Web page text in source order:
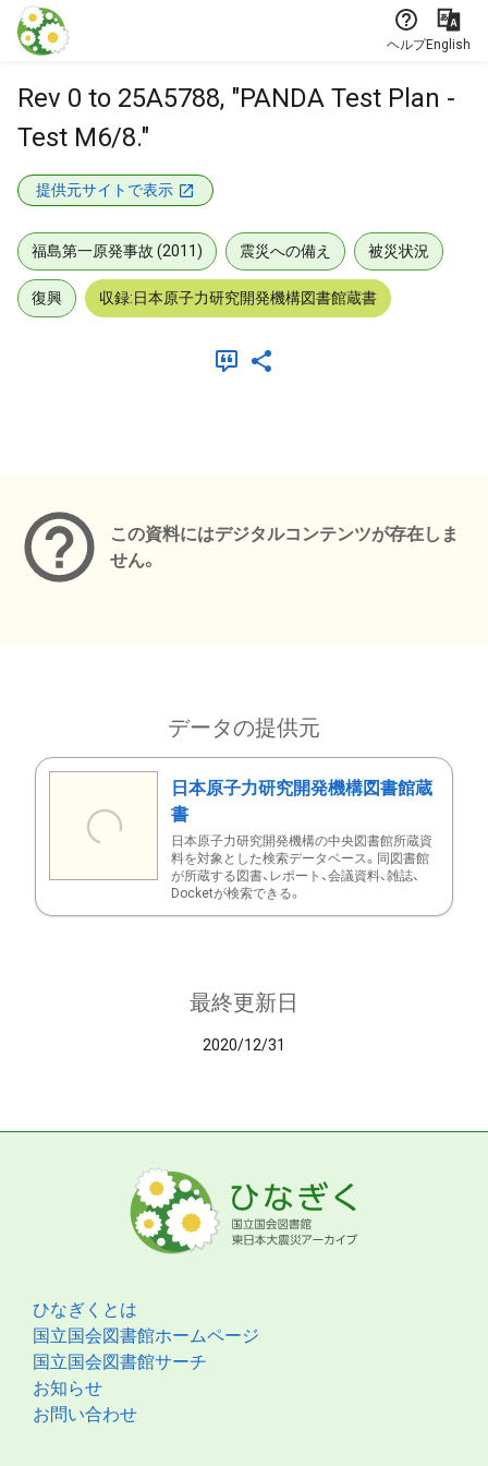
本文に飛ぶ
ヘルプEnglish
Rev 0 to 25A5788, "PANDA Test Plan -
Test M6/8."
提供元サイトで表示
福島第一原発事故 (2011) 震災への備え 被災状況
復興 収録:日本原子力研究開発機構図書館蔵書
この資料にはデジタルコンテンツが存在しま
せん。
データの提供元
日本原子力研究開発機構図書館蔵
書
日本原子力研究開発機構の中央図書館所蔵資
料を対象とした検索データベース。同図書館
が所蔵する図書、レポート、会議資料、雑誌、
Docketが検索できる。
最終更新日
2020/12/31
ひなぎくとは
国立国会図書館ホームページ
国立国会図書館サーチ
お知らせ
お問い合わせ